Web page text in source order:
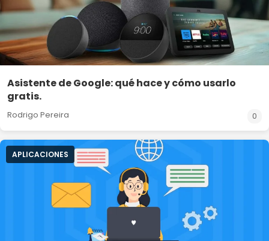
Asistente de Google: qué hace y cómo usarlo
gratis.
Rodrigo Pereira 0
APLICACIONES